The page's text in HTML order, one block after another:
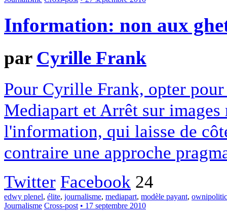
Information: non aux
par Cyrille Frank
Pour Cyrille Frank, opter
Mediapart et Arrêt sur
l'information, qui laisse de
contraire une approche
Twitter Facebook 24
edwy plenel, élite, journalisme, mediapart, modèle payant,
Journalisme Cross-post • 17 septembre 2010